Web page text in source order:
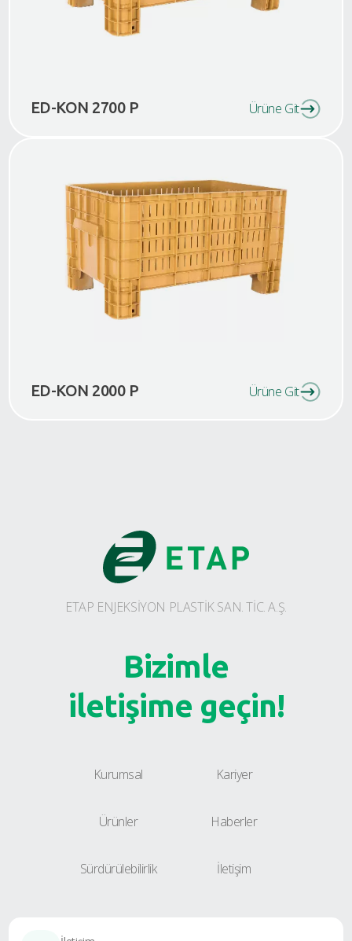
ED-KON 2700 P Ürüne Git
ED-KON 2000 P Ürüne Git
ETAP ENJEKSİYON PLASTİK SAN. TİC. A.Ş.
Bizimle
iletişime geçin!
Kurumsal
Ürünler
Sürdürülebilirlik
Kariyer
Haberler
İletişim